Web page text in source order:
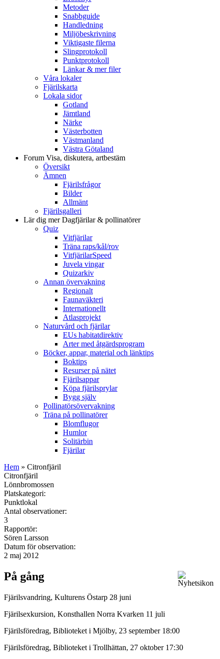
Metoder
Snabbguide
Handledning
Miljöbeskrivning
Viktigaste filerna
Slingprotokoll
Punktprotokoll
Länkar & mer filer
Våra lokaler
Fjärilskarta
Lokala sidor
Gotland
Jämtland
Närke
Västerbotten
Västmanland
Västra Götaland
Forum Visa, diskutera, artbestäm
Översikt
Ämnen
Fjärilsfrågor
Bilder
Allmänt
Fjärilsgalleri
Lär dig merDagfjärilar & pollinatörer
Quiz
Vitfjärilar
Träna raps/kål/rov
VitfjärilarSpeed
Juvela vingar
Quizarkiv
Annan övervakning
Regionalt
Faunaväkteri
Internationellt
Atlasprojekt
Naturvård och fjärilar
EUs habitatdirektiv
Arter med åtgärdsprogram
Böcker, appar, material och länktips
Boktips
Resurser på nätet
Fjärilsappar
Köpa fjärilsprylar
Bygg själv
Pollinatörsövervakning
Träna på pollinatörer
Blomflugor
Humlor
Solitärbin
Fjärilar
Hem » Citronfjäril
Citronfjäril
Lönnbromossen
Platskategori:
Punktlokal
Antal observationer:
3
Rapportör:
Sören Larsson
Datum för observation:
2 maj 2012
På gång
Fjärilsvandring, Kulturens Östarp 28 juni
Fjärilsexkursion, Konsthallen Norra Kvarken 11 juli
Fjärilsföredrag, Biblioteket i Mjölby, 23 september 18:00
Fjärilsföredrag, Biblioteket i Trollhättan, 27 oktober 17:30